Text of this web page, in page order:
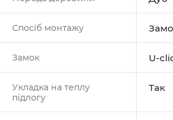
Спосіб монтажу
Замок U-
Укладка на теплу
підлогу
Так